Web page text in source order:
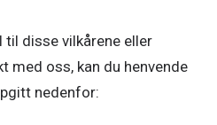
til disse vilkårene eller
med oss, kan du henvende
nedenfor: